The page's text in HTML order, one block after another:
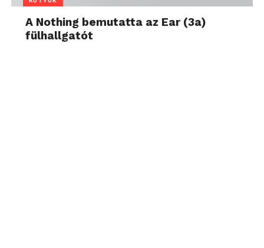
A Nothing bemutatta az Ear (3a)
fülhallgatót